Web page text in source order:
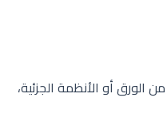
الورق أو الأنظمة الجزئية،